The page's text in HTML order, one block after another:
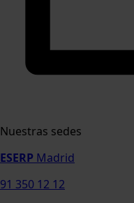
Nuestras sedes
ESERP Madrid
91 350 12 12